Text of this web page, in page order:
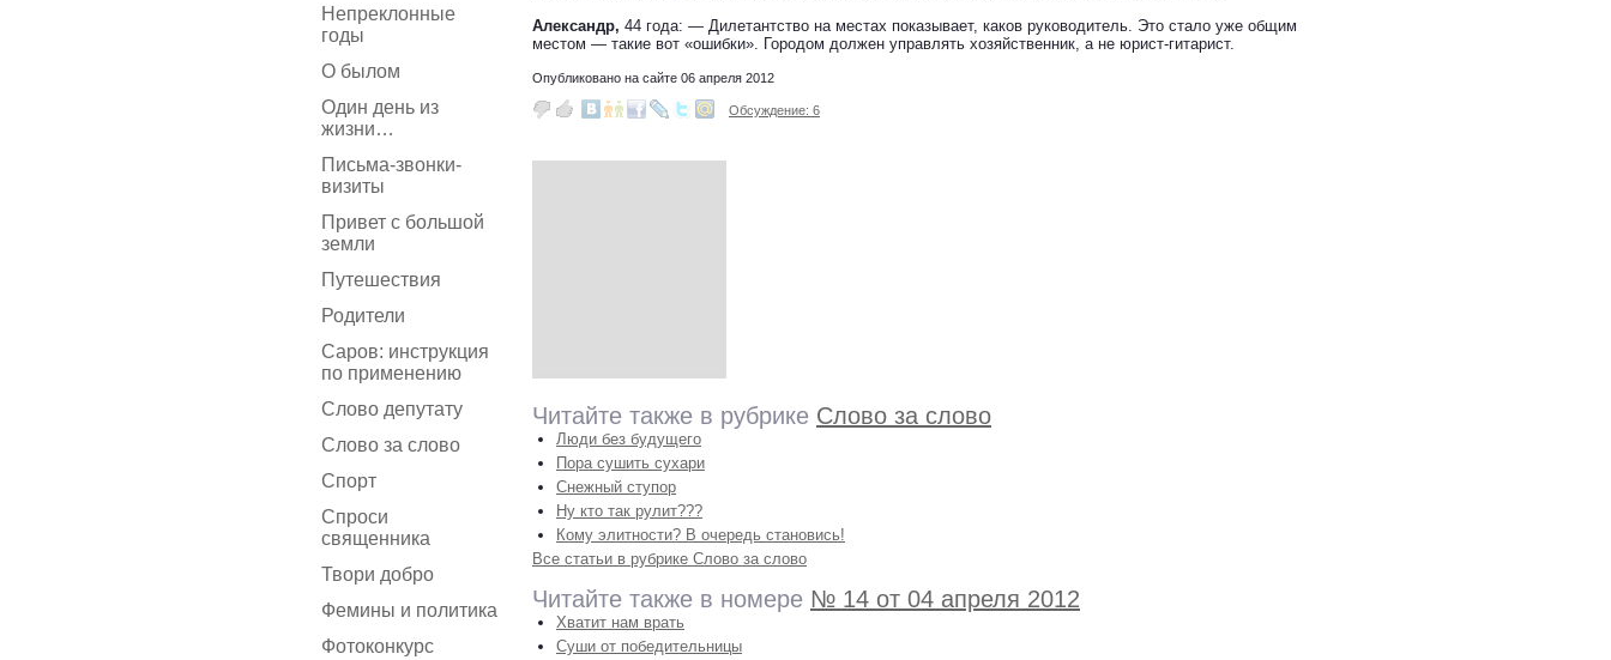
Непреклонные
годы
О былом
Один день из
жизни…
Письма-звонки-
визиты
Привет с большой
земли
Путешествия
Родители
Саров: инструкция
по применению
Слово депутату
Слово за слово
Спорт
Спроси
священника
Твори добро
Фемины и политика
Фотоконкурс
Александр, 44 года: — Дилетантство на местах показывает, каков руководитель. Это стало уже общим
местом — такие вот «ошибки». Городом должен управлять хозяйственник, а не юрист-гитарист.
Опубликовано на сайте 06 апреля 2012
Обсуждение: 6
Читайте также в рубрике Слово за слово
Люди без будущего
Пора сушить сухари
Снежный ступор
Ну кто так рулит???
Кому элитности? В очередь становись!
Все статьи в рубрике Слово за слово
Читайте также в номере № 14 от 04 апреля 2012
Хватит нам врать
Суши от победительницы